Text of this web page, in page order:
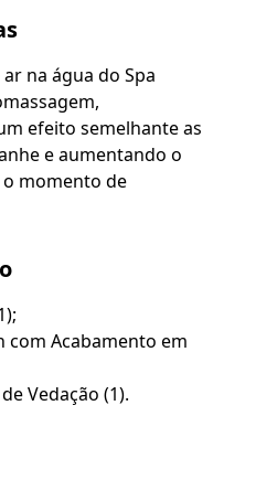
na água do Spa
efeito semelhante as
e aumentando o
momento de
com Acabamento em
Vedação (1).